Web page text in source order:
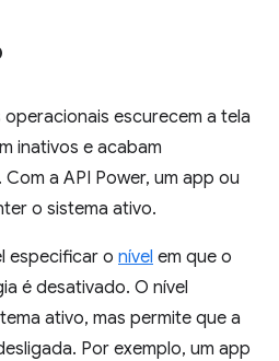
escurecem a tela
inativos e acabam
a API Power, um app ou
o sistema ativo.
especificar o nível em que o
é desativado. O nível
ativo, mas permite que a
Por exemplo, um app